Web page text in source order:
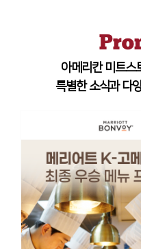
아메리칸 미트스
특별한 소식과 다